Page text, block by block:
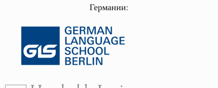
Германии: